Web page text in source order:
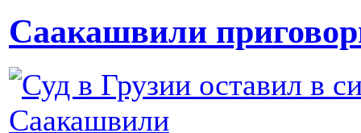
Саакашвили